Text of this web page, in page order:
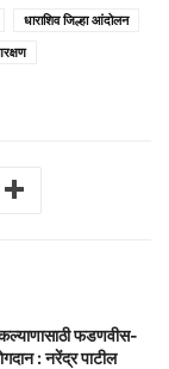
धाराशिव जिल्हा आंदोलन
कल्याणासाठी फडणवीस-
: नरेंद्र पाटील